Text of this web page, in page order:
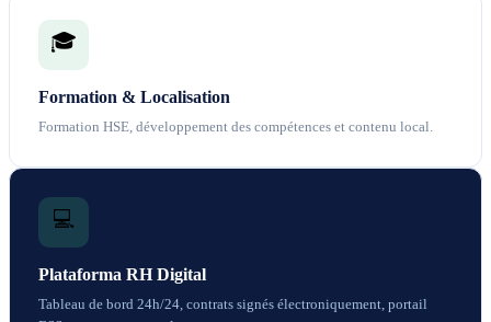
🎓
Formation & Localisation
Formation HSE, développement des compétences et contenu local.
💻
Plataforma RH Digital
Tableau de bord 24h/24, contrats signés électroniquement, portail